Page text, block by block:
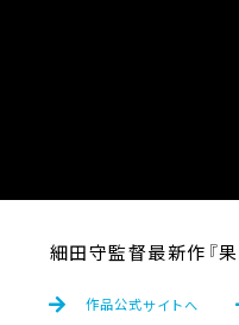
細田守監督最新作 『果
作品公式サイトへ